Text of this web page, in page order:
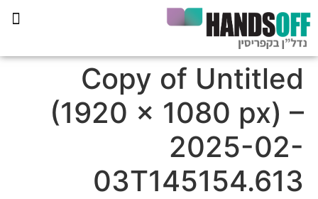
Copy of Untitled
(1920 × 1080 px) –
2025-02-
03T145154.613